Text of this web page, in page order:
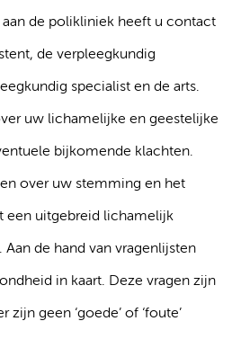
aan de polikliniek heeft u contact
de verpleegkundig
specialist en de arts.
uw lichamelijke en geestelijke
bijkomende klachten.
over uw stemming en het
een uitgebreid lichamelijk
de hand van vragenlijsten
in kaart. Deze vragen zijn
zijn geen ‘goede’ of ‘foute’